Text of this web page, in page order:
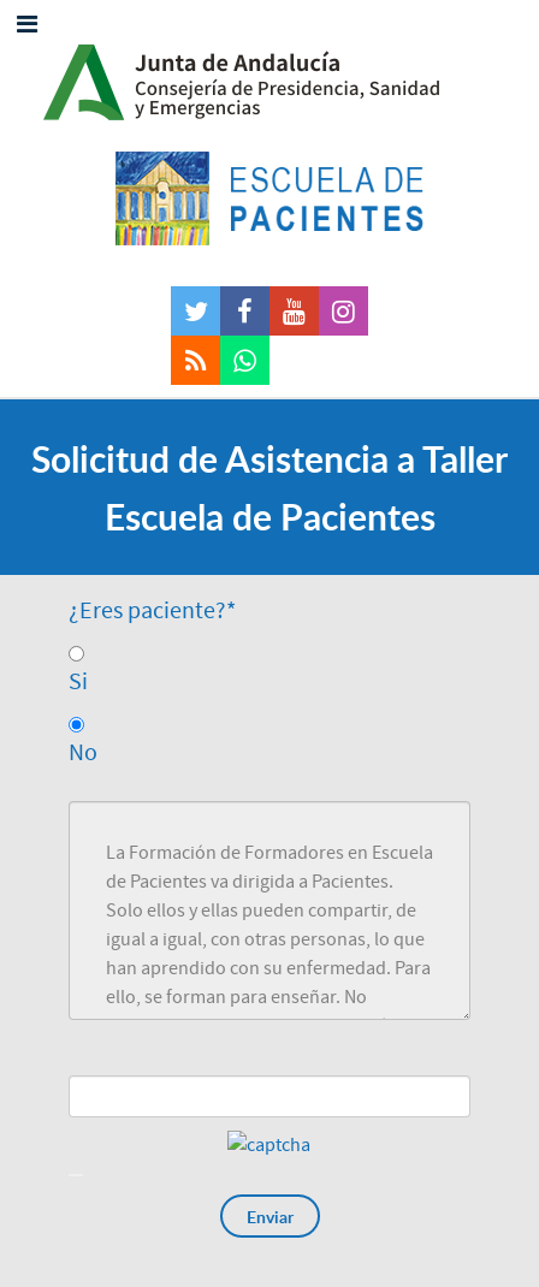
Solicitud de Asistencia a Taller
Escuela de Pacientes
¿Eres paciente?*
Si
No
Enviar